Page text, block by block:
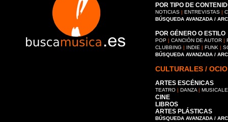
POR TIPO DE
NOTICIAS | ENTREVISTAS |
BÚSQUEDA AVANZADA /
POR GÉNERO O ESTILO
POP | CANCIÓN DE AUTOR |
CLUBBING | INDIE | FUNK |
BÚSQUEDA AVANZADA /
CULTURALES / OCIO
ARTES ESCÉNICAS
TEATRO | DANZA |
CINE
LIBROS
ARTES PLÁSTICAS
BÚSQUEDA AVANZADA /